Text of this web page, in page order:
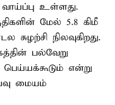
உள்ளது.
மேல் 5.8 கிமீ
நிலவுகிறது.
பல்வேறு
என்று
மையம்